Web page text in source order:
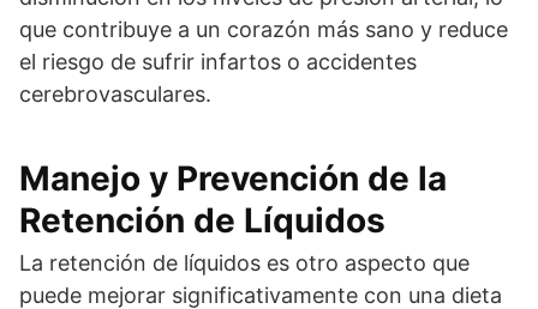
que contribuye a un corazón más sano y reduce
el riesgo de sufrir infartos o accidentes
cerebrovasculares.
Manejo y Prevención de la
Retención de Líquidos
La retención de líquidos es otro aspecto que
puede mejorar significativamente con una dieta